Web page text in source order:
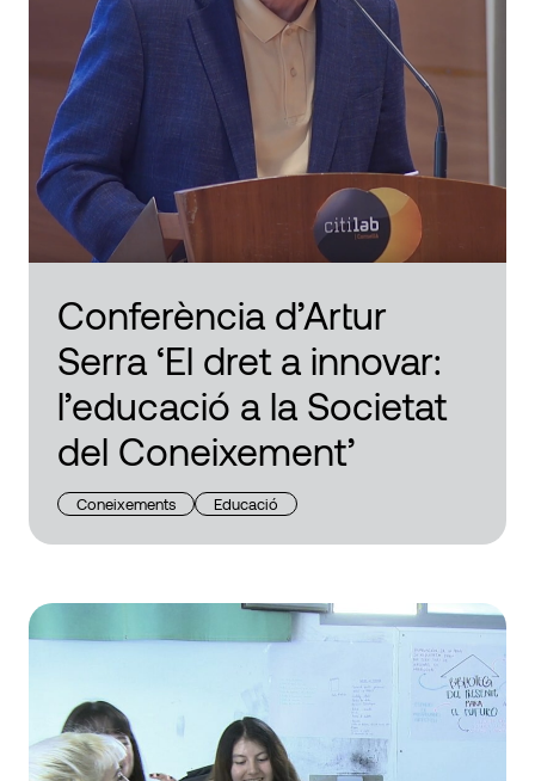
Conferència d’Artur
Serra ‘El dret a innovar:
l’educació a la Societat
del Coneixement’
Coneixements Educació